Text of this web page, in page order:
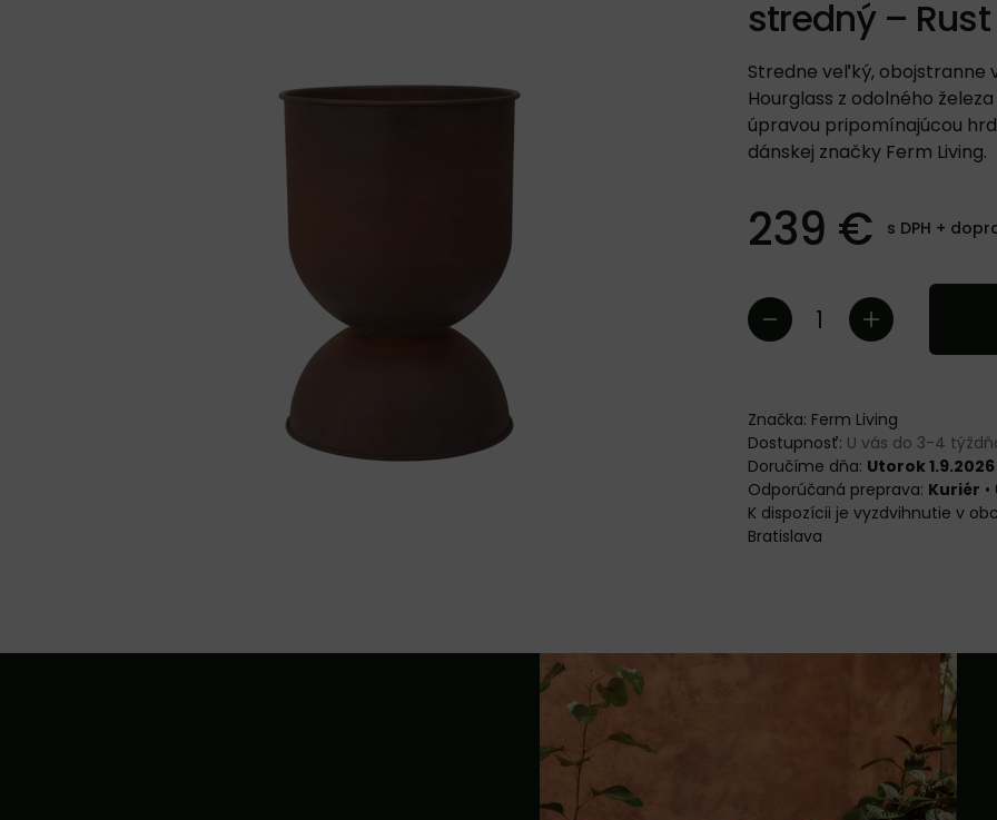
stredný – Rust
Stredne veľký, obojstranne
Hourglass z odolného
úpravou pripomínajúcou
dánskej značky Ferm Living.
239 € s DPH +
Značka: Ferm Living
Dostupnosť: U vás do 3-4
Doručíme dňa: Utorok 1.9.2026
Kuriér •
Bratislava